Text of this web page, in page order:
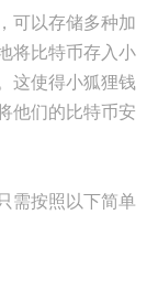
可以存储多种加
将比特币存入小
这使得小狐狸钱
他们的比特币安
需按照以下简单